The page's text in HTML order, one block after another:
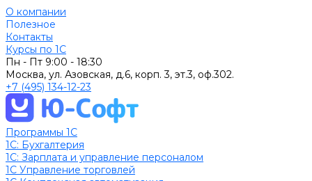
О компании
Полезное
Контакты
Курсы по 1С
Пн - Пт 9:00 - 18:30
Москва, ул. Азовская, д.6, корп. 3, эт.3, оф.302.
+7 (495) 134-12-23
Программы 1С
1C: Бухгалтерия
1С: Зарплата и управление персоналом
1С Управление торговлей